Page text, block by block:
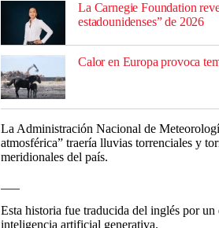
La Carnegie Foundation
estadounidenses” de 2026
Calor en Europa provoca
La Administración Nacional de
atmosférica” traería lluvias torrenciales y
meridionales del país.
Esta historia fue traducida del inglés por
inteligencia artificial generativa.